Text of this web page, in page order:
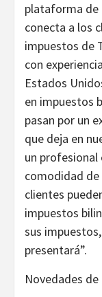
plataforma de
conecta a los
impuestos de
con
Estados
en impuestos
pasan por un
que deja en
un profesional
comodidad de
clientes
impuestos
sus
presentará”.
Novedades de